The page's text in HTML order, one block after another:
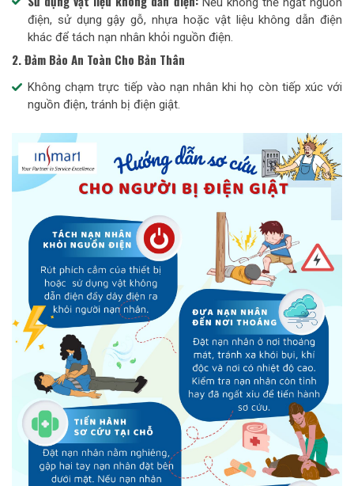
điện, sử dụng gậy gỗ, nhựa hoặc vật liệu không dẫn điện
khác để tách nạn nhân khỏi nguồn điện.
2. Đảm Bảo An Toàn Cho Bản Thân
Không chạm trực tiếp vào nạn nhân khi họ còn tiếp xúc với
nguồn điện, tránh bị điện giật.